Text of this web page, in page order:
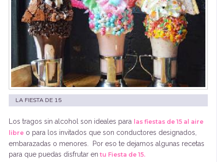
LA FIESTA DE 15
Los tragos sin alcohol son ideales para las fiestas de 15 al aire
libreo para los invitados que son conductores designados,
embarazadas o menores. Por eso te dejamos algunas recetas
para que puedas disfrutar en tu Fiesta de 15.